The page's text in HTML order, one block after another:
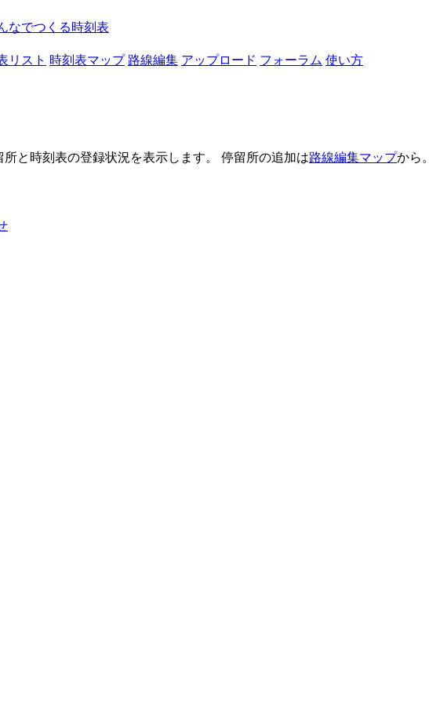
なでつくる時刻表
リスト 時刻表マップ 路線編集 アップロード フォーラム 使い方
と時刻表の登録状況を表示します。 停留所の追加は路線編集マップから。